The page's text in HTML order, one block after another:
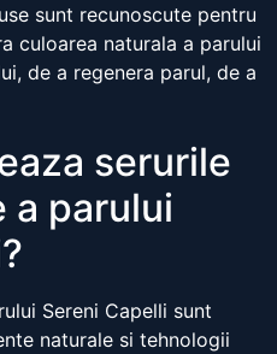
sunt recunoscute pentru
culoarea naturala a parului
de a regenera parul, de a
serurile
a parului
Sereni Capelli sunt
naturale si tehnologii